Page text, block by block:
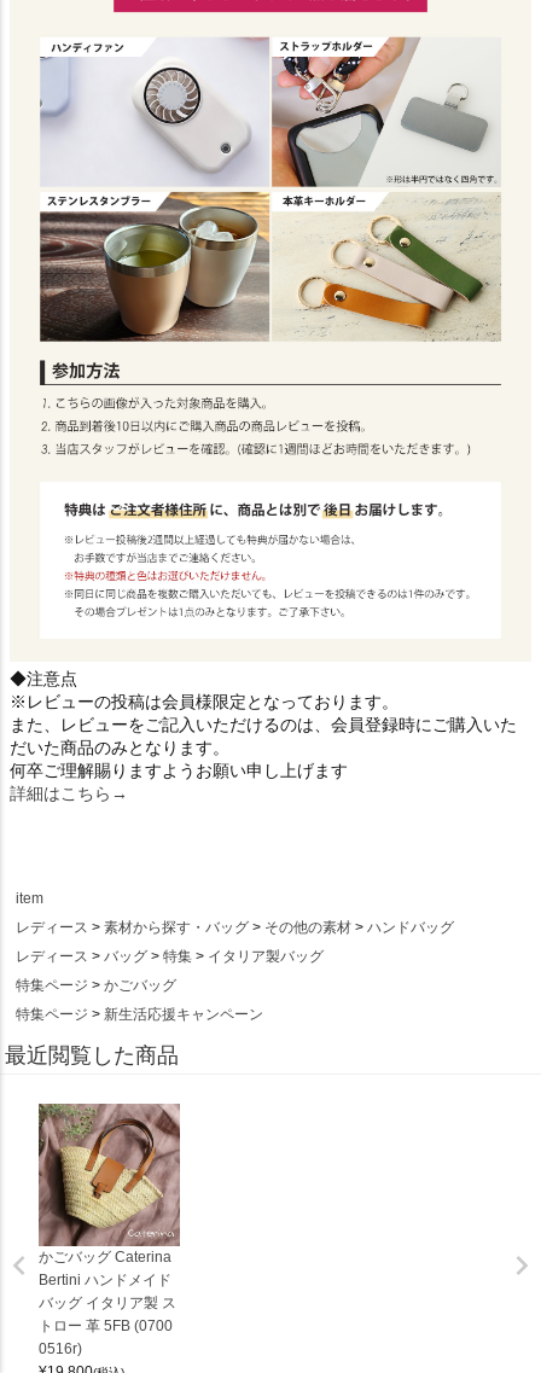
◆注意点
※レビューの投稿は会員様限定となっております。
また、レビューをご記入いただけるのは、会員登録時にご購入いた
だいた商品のみとなります。
何卒ご理解賜りますようお願い申し上げます
詳細はこちら→
item
レディース
素材から探す・バッグ その他の素材
ハンドバッグ
レディース
バッグ 特集
イタリア製バッグ
特集ページ
かごバッグ
特集ページ
新生活応援キャンペーン
最近閲覧した商品
かごバッグ Caterina
Bertini ハンドメイド
バッグ イタリア製 ス
トロー 革 5FB (0700
0516r)